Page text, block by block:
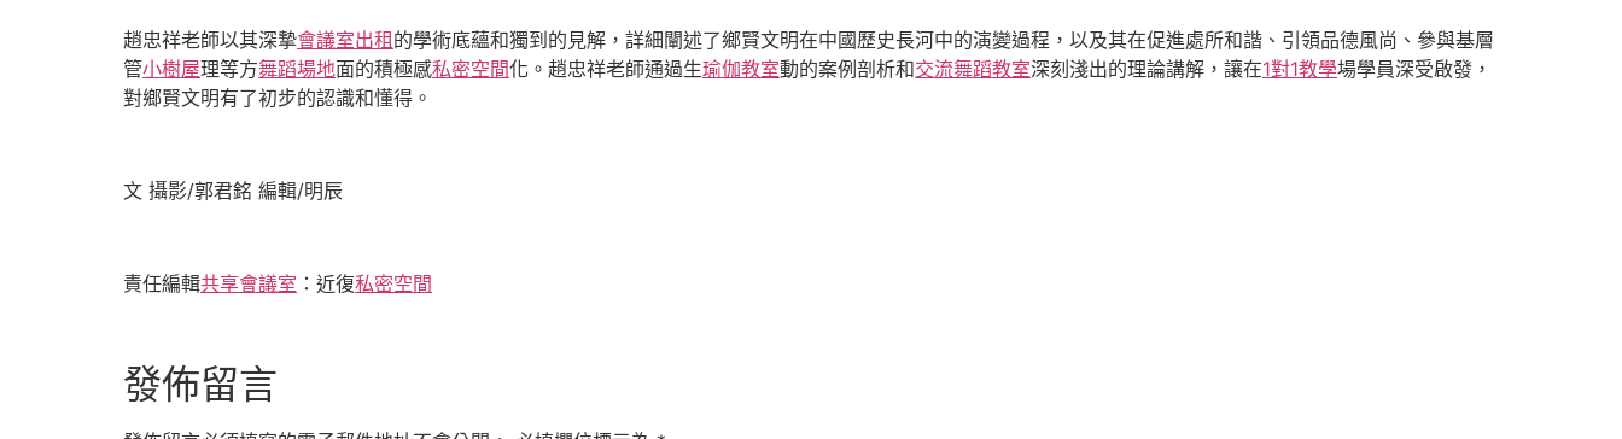
趙忠祥老師以其深摯會議室出租 的學術底蘊和獨到的見解，詳細闡述了鄉賢文明在中國歷史長河中的演變過程，以及其在促進處所和諧、引領品德風尚、參與基層
管小樹屋理等方舞蹈場地面的積極感私密空間化。趙忠祥老師通過生瑜伽教室動的案例剖析和交流舞蹈教室深刻淺出的理論講解，讓在1對1教學場學員深受啟發，
對鄉賢文明有了初步的認識和懂得。
文 攝影/郭君銘 編輯/明辰
責任編輯共享會議室 ：近復私密空間
發佈留言